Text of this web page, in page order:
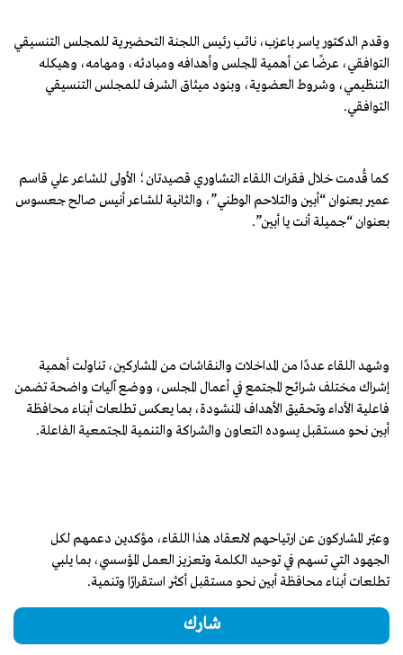
وقدم الدكتور ياسر باعزب، نائب رئيس اللجنة التحضيرية للمجلس التنسيقي
التوافقي، عرضًا عن أهمية المجلس وأهدافه ومبادئه، ومهامه، وهيكله
التنظيمي، وشروط العضوية، وبنود ميثاق الشرف للمجلس التنسيقي
التوافقي.
كما قُدمت خلال فقرات اللقاء التشاوري قصيدتان؛ الأولى للشاعر علي قاسم
عمير بعنوان “أبين والتلاحم الوطني”، والثانية للشاعر أنيس صالح جعسوس
بعنوان “جميلة أنت يا أبين”.
وشهد اللقاء عددًا من المداخلات والنقاشات من المشاركين، تناولت أهمية
إشراك مختلف شرائح المجتمع في أعمال المجلس، ووضع آليات واضحة تضمن
فاعلية الأداء وتحقيق الأهداف المنشودة، بما يعكس تطلعات أبناء محافظة
أبين نحو مستقبل يسوده التعاون والشراكة والتنمية المجتمعية الفاعلة.
وعبّر المشاركون عن ارتياحهم لانعقاد هذا اللقاء، مؤكدين دعمهم لكل
الجهود التي تسهم في توحيد الكلمة وتعزيز العمل المؤسسي، بما يلبي
تطلعات أبناء محافظة أبين نحو مستقبل أكثر استقرارًا وتنمية.
شارك